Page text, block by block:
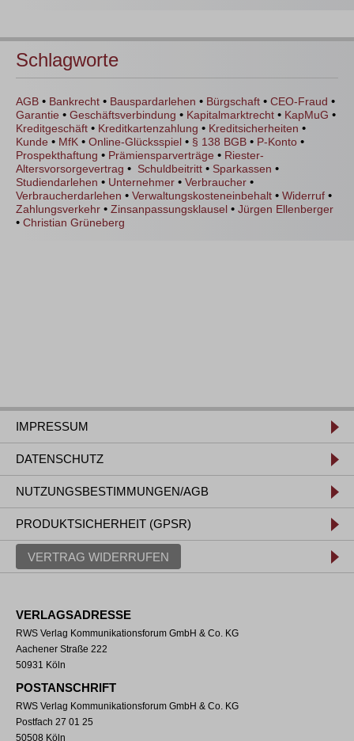
Schlagworte
AGB • Bankrecht • Bauspardarlehen • Bürgschaft • CEO-Fraud •
Garantie • Geschäftsverbindung • Kapitalmarktrecht • KapMuG •
Kreditgeschäft • Kreditkartenzahlung • Kreditsicherheiten •
Kunde • MfK • Online-Glücksspiel • § 138 BGB • P-Konto •
Prospekthaftung • Prämiensparverträge • Riester-
Altersvorsorgevertrag • Schuldbeitritt • Sparkassen •
Studiendarlehen • Unternehmer • Verbraucher •
Verbraucherdarlehen • Verwaltungskosteneinbehalt • Widerruf •
Zahlungsverkehr • Zinsanpassungsklausel • Jürgen Ellenberger
• Christian Grüneberg
IMPRESSUM
DATENSCHUTZ
NUTZUNGSBESTIMMUNGEN/AGB
PRODUKTSICHERHEIT (GPSR)
VERTRAG WIDERRUFEN
VERLAGSADRESSE
RWS Verlag Kommunikationsforum GmbH & Co. KG
Aachener Straße 222
50931 Köln
POSTANSCHRIFT
RWS Verlag Kommunikationsforum GmbH & Co. KG
Postfach 27 01 25
50508 Köln